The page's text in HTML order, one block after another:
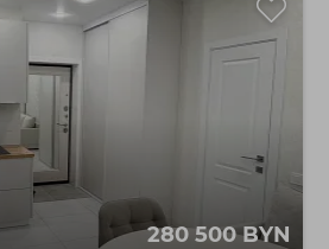
280 500 BYN